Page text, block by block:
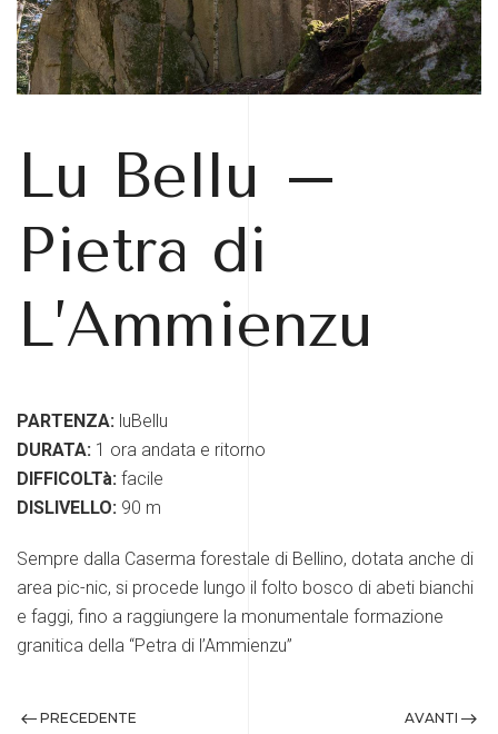
Lu Bellu –
Pietra di
L’Ammienzu
PARTENZA: luBellu
DURATA: 1 ora andata e ritorno
DIFFICOLTà: facile
DISLIVELLO: 90 m
Sempre dalla Caserma forestale di Bellino, dotata anche di
area pic-nic, si procede lungo il folto bosco di abeti bianchi
e faggi, fino a raggiungere la monumentale formazione
granitica della “Petra di l’Ammienzu”
PRECEDENTE AVANTI